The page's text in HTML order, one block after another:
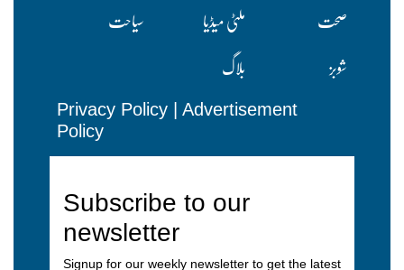
صحت
ملٹی میڈیا
سیاحت
شوبز
بلاگ
Privacy Policy
Advertisement
Policy
Subscribe to our
newsletter
Signup for our weekly newsletter to get the latest